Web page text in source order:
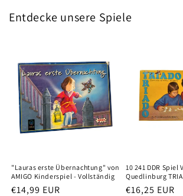
Entdecke unsere Spiele
"Lauras erste Übernachtung" von
AMIGO Kinderspiel - Vollständig
Normaler
€14,99 EUR
10 241 DDR Spiel
Quedlinburg
Normaler
€16,25 EUR